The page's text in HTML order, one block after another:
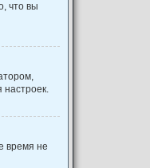
что вы
настроек.
время не